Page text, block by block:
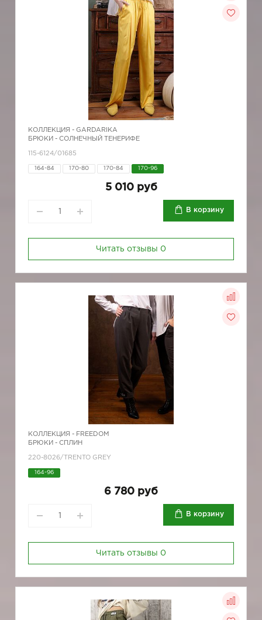
КОЛЛЕКЦИЯ - GARDARIKA
БРЮКИ - СОЛНЕЧНЫЙ ТЕНЕРИФЕ
115-6124/01685
164-84 170-80 170-84 170-96
5 010 руб
В корзину
Читать отзывы 0
КОЛЛЕКЦИЯ - FREEDOM
БРЮКИ - СПЛИН
220-8026/TRENTO GREY
164-96
6 780 руб
В корзину
Читать отзывы 0